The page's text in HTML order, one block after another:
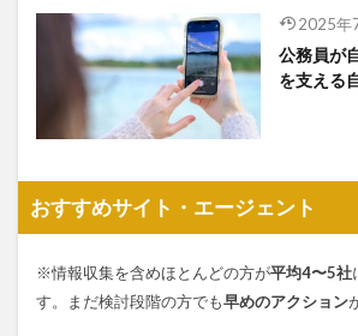
2025年
公務員が
を支える
おすすめサイト・エージェント
※情報収集を含めほとんどの方が平均4〜5社
す。まだ検討段階の方でも早めのアクション